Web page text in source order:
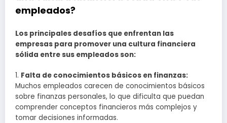
empleados?
Los principales desafíos que enfrentan las
empresas para promover una cultura financiera
sólida entre sus empleados son:
1. Falta de conocimientos básicos en finanzas:
Muchos empleados carecen de conocimientos básicos
sobre finanzas personales, lo que dificulta que puedan
comprender conceptos financieros más complejos y
tomar decisiones informadas.